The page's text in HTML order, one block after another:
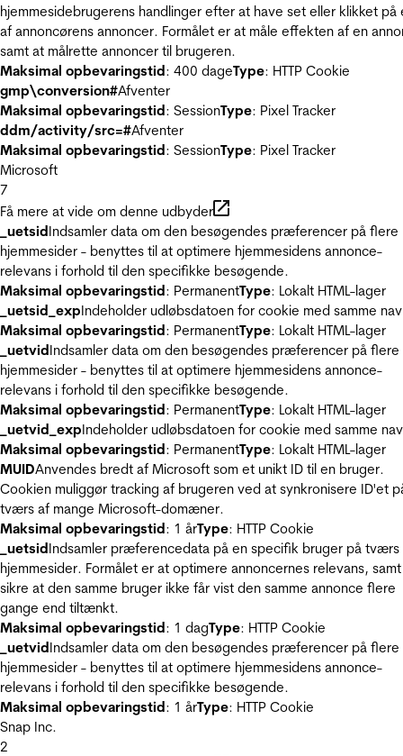
hjemmesidebrugerens handlinger efter at have set eller klikket på
af annoncørens annoncer. Formålet er at måle effekten af en
samt at målrette annoncer til brugeren.
Maksimal opbevaringstid: 400 dageType: HTTP Cookie
gmp\conversion#Afventer
Maksimal opbevaringstid: SessionType: Pixel Tracker
ddm/activity/src=#Afventer
Maksimal opbevaringstid: SessionType: Pixel Tracker
Microsoft
7
Få mere at vide om denne udbyder
_uetsidIndsamler data om den besøgendes præferencer på flere
hjemmesider - benyttes til at optimere hjemmesidens annonce-
relevans i forhold til den specifikke besøgende.
Maksimal opbevaringstid: PermanentType: Lokalt HTML-lager
_uetsid_expIndeholder udløbsdatoen for cookie med samme
Maksimal opbevaringstid: PermanentType: Lokalt HTML-lager
_uetvidIndsamler data om den besøgendes præferencer på flere
hjemmesider - benyttes til at optimere hjemmesidens annonce-
relevans i forhold til den specifikke besøgende.
Maksimal opbevaringstid: PermanentType: Lokalt HTML-lager
_uetvid_expIndeholder udløbsdatoen for cookie med samme
Maksimal opbevaringstid: PermanentType: Lokalt HTML-lager
MUIDAnvendes bredt af Microsoft som et unikt ID til en bruger.
Cookien muliggør tracking af brugeren ved at synkronisere ID'et
tværs af mange Microsoft-domæner.
Maksimal opbevaringstid: 1 årType: HTTP Cookie
_uetsidIndsamler præferencedata på en specifik bruger på tværs
hjemmesider. Formålet er at optimere annoncernes relevans, samt
sikre at den samme bruger ikke får vist den samme annonce flere
gange end tiltænkt.
Maksimal opbevaringstid: 1 dagType: HTTP Cookie
_uetvidIndsamler data om den besøgendes præferencer på flere
hjemmesider - benyttes til at optimere hjemmesidens annonce-
relevans i forhold til den specifikke besøgende.
Maksimal opbevaringstid: 1 årType: HTTP Cookie
Snap Inc.
2